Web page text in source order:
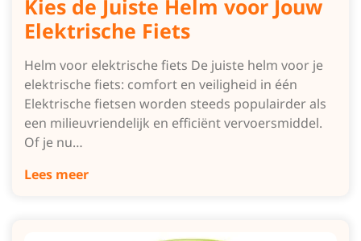
Kies de Juiste Helm voor Jouw
Elektrische Fiets
Helm voor elektrische fiets De juiste helm voor je
elektrische fiets: comfort en veiligheid in één
Elektrische fietsen worden steeds populairder als
een milieuvriendelijk en efficiënt vervoersmiddel.
Of je nu…
Lees meer